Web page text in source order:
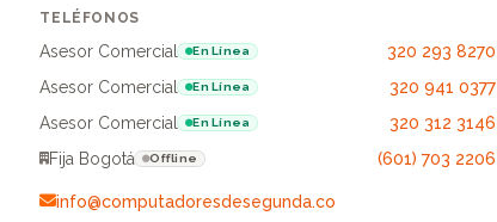
TELÉFONOS
Asesor Comercial En Línea
320 293 8270
Asesor Comercial
En Línea
320 941 0377
Asesor Comercial
En Línea
320 312 3146
Fija Bogotá
Offline (601) 703 2206
info@computadoresdesegunda.co